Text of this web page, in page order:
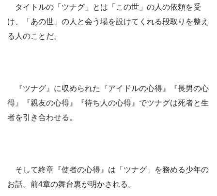
タイトルの「ツナグ」とは「この世」の人の依頼を受
け、「あの世」の人と会う場を設けてくれる段取りを整え
る人のことだ。
『ツナグ』に収められた『アイドルの心得』『長男の心
得』『親友の心得』『待ち人の心得』でツナグは死者と生
者を引き合わせる。
そして終章『使者の心得』は「ツナグ」を務める少年の
お話。前4章の舞台裏が明かされる。